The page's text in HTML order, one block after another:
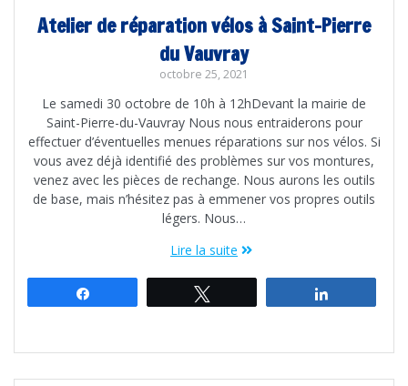
Atelier de réparation vélos à Saint-Pierre
du Vauvray
octobre 25, 2021
Le samedi 30 octobre de 10h à 12hDevant la mairie de
Saint-Pierre-du-Vauvray Nous nous entraiderons pour
effectuer d’éventuelles menues réparations sur nos vélos. Si
vous avez déjà identifié des problèmes sur vos montures,
venez avec les pièces de rechange. Nous aurons les outils
de base, mais n’hésitez pas à emmener vos propres outils
légers. Nous…
Lire la suite